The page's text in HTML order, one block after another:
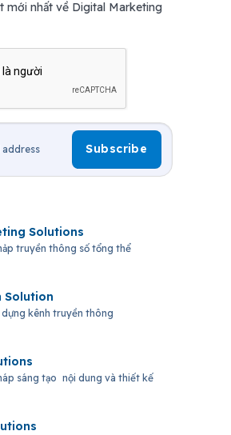
mới nhất về Digital Marketing
Solutions
truyền thông số tổng thể
Solution
kênh truyền thông
sáng tạo nội dung và thiết kế